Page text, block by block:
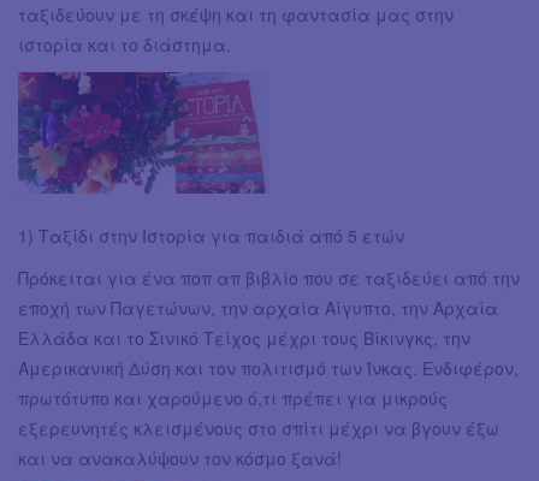
ταξιδεύουν με τη σκέψη και τη φαντασία μας στην
ιστορία και το διάστημα.
1) Ταξίδι στην Ιστορία για παιδιά από 5 ετών
Πρόκειται για ένα ποπ απ βιβλίο που σε ταξιδεύει από την
εποχή των Παγετώνων, την αρχαία Αίγυπτο, την Αρχαία
Ελλάδα και το Σινικό Τείχος μέχρι τους Βίκινγκς, την
Αμερικανική Δύση και τον πολιτισμό των Ίνκας. Ενδιφέρον,
πρωτότυπο και χαρούμενο ό,τι πρέπει για μικρούς
εξερευνητές κλεισμένους στο σπίτι μέχρι να βγουν έξω
και να ανακαλύψουν τον κόσμο ξανά!